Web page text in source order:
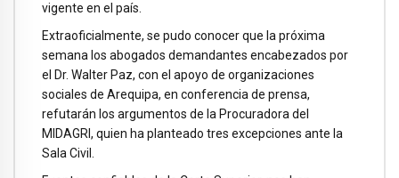
vigente en el país.
Extraoficialmente, se pudo conocer que la próxima
semana los abogados demandantes encabezados por
el Dr. Walter Paz, con el apoyo de organizaciones
sociales de Arequipa, en conferencia de prensa,
refutarán los argumentos de la Procuradora del
MIDAGRI, quien ha planteado tres excepciones ante la
Sala Civil.